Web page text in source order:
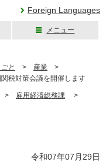
Foreign Languages
メニュー
と > 産業 >
税対策会議を開催します
> 雇用経済総務課 >
令和07年07月29日